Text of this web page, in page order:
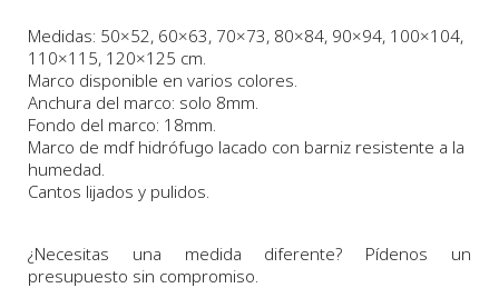
Medidas: 50×52, 60×63, 70×73, 80×84, 90×94, 100×104,
110×115, 120×125 cm.
Marco disponible en varios colores.
Anchura del marco: solo 8mm.
Fondo del marco: 18mm
Marco de mdf hidrófugo lacado con barniz resistente a la
humedad.
Cantos lijados y pulidos.
¿Necesitas una medida diferente? Pídenos un
presupuesto sin compromiso.